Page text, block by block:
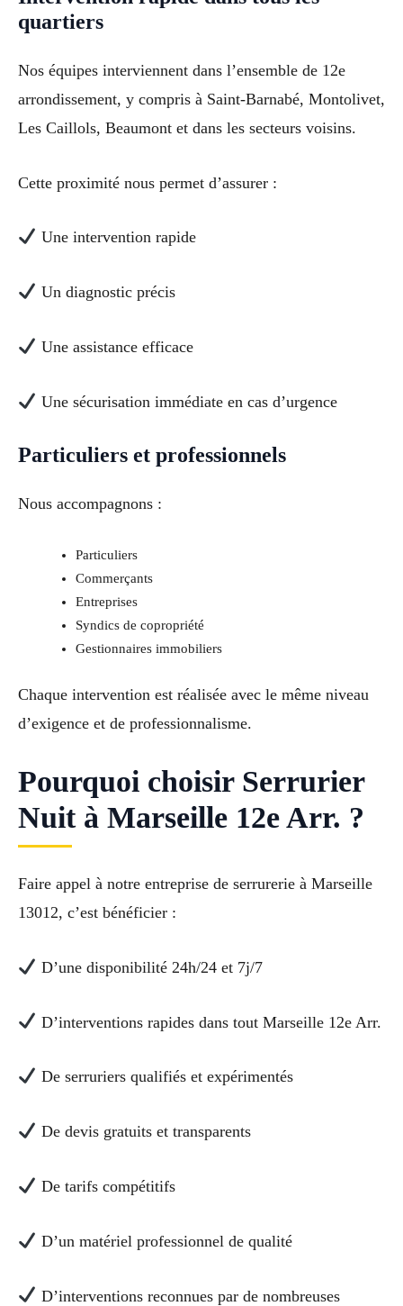
quartiers
Nos équipes interviennent dans l’ensemble de 12e
arrondissement, y compris à Saint-Barnabé, Montolivet,
Les Caillols, Beaumont et dans les secteurs voisins.
Cette proximité nous permet d’assurer :
Une intervention rapide
Un diagnostic précis
Une assistance efficace
Une sécurisation immédiate en cas d’urgence
Particuliers et professionnels
Nous accompagnons :
Particuliers
Commerçants
Entreprises
Syndics de copropriété
Gestionnaires immobiliers
Chaque intervention est réalisée avec le même niveau
d’exigence et de professionnalisme.
Pourquoi choisir Serrurier
Nuit à Marseille 12e Arr. ?
Faire appel à notre entreprise de serrurerie à Marseille
13012, c’est bénéficier :
D’une disponibilité 24h/24 et 7j/7
D’interventions rapides dans tout Marseille 12e Arr.
De serruriers qualifiés et expérimentés
De devis gratuits et transparents
De tarifs compétitifs
D’un matériel professionnel de qualité
D’interventions reconnues par de nombreuses